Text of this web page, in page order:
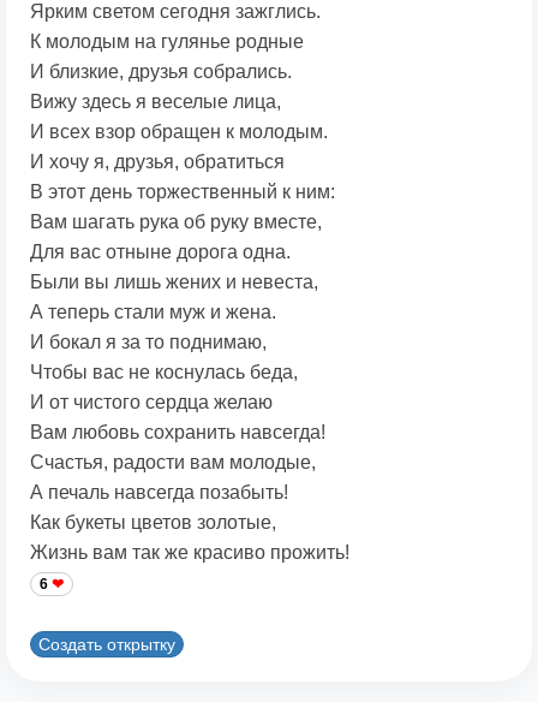
Ярким светом сегодня зажглись.
К молодым на гулянье родные
И близкие, друзья собрались.
Вижу здесь я веселые лица,
И всех взор обращен к молодым.
И хочу я, друзья, обратиться
В этот день торжественный к ним:
Вам шагать рука об руку вместе,
Для вас отныне дорога одна.
Были вы лишь жених и невеста,
А теперь стали муж и жена.
И бокал я за то поднимаю,
Чтобы вас не коснулась беда,
И от чистого сердца желаю
Вам любовь сохранить навсегда!
Счастья, радости вам молодые,
А печаль навсегда позабыть!
Как букеты цветов золотые,
Жизнь вам так же красиво прожить!
6
Создать открытку